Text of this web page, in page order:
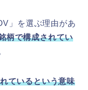
」を選ぶ理由があ
柄で構成されてい
ているという意味